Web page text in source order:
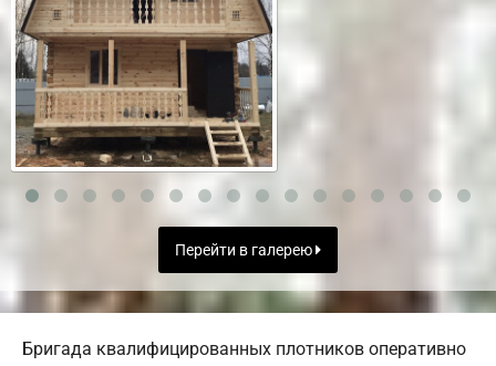
Перейти в галерею
Бригада квалифицированных плотников оперативно